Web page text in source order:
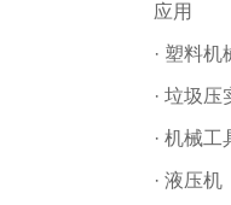
应用
· 塑料机
· 垃圾压
· 机械工
· 液压机